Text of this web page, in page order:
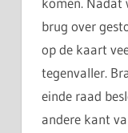
brug over
op de kaart
tegenvaller.
einde raad
andere kant